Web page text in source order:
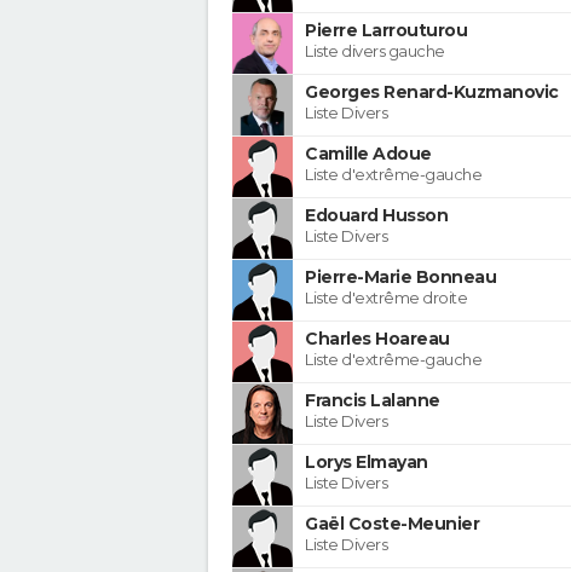
Pierre Larrouturou
Liste divers gauche
Georges Renard-Kuzmanovic
Liste Divers
Camille Adoue
Liste d'extrême-gauche
Edouard Husson
Liste Divers
Pierre-Marie Bonneau
Liste d'extrême droite
Charles Hoareau
Liste d'extrême-gauche
Francis Lalanne
Liste Divers
Lorys Elmayan
Liste Divers
Gaël Coste-Meunier
Liste Divers